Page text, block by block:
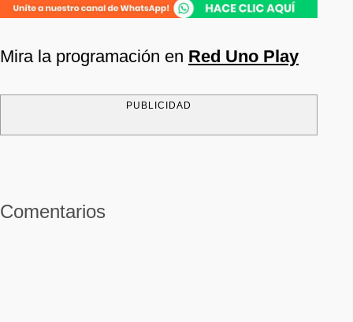
Mira la programación en Red Uno Play
PUBLICIDAD
Comentarios